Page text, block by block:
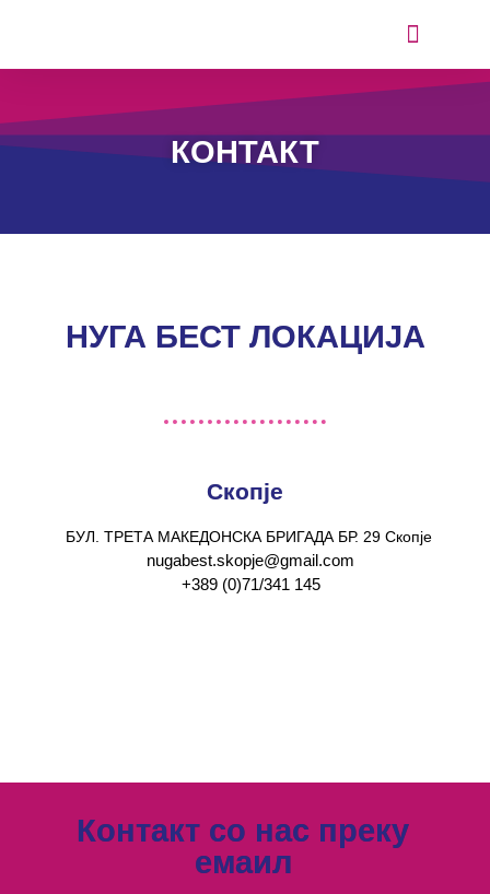
КОНТАКТ
НУГА БЕСТ ЛОКАЦИЈА
Скопје
БУЛ. ТРЕТА МАКЕДОНСКА БРИГАДА БР. 29 Скопје
nugabest.skopje@gmail.com
+389 (0)71/341 145
Контакт со нас преку
емаил